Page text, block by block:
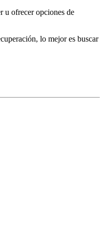
u ofrecer opciones de
lo mejor es buscar